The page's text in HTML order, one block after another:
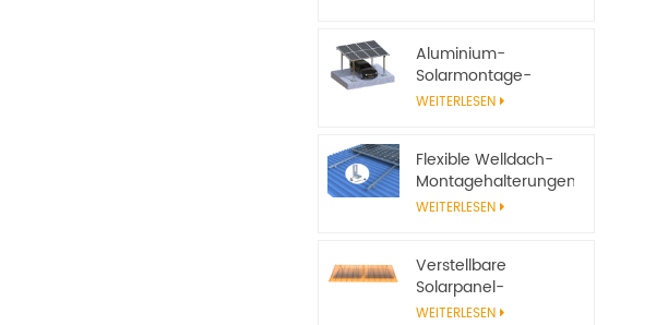
Aluminium-
Solarmontage-
Carport-System
WEITERLESEN
Flexible Welldach-
Montagehalterungen
für Solarmodule
WEITERLESEN
Verstellbare
Solarpanel-
Neigungshalterungen
WEITERLESEN